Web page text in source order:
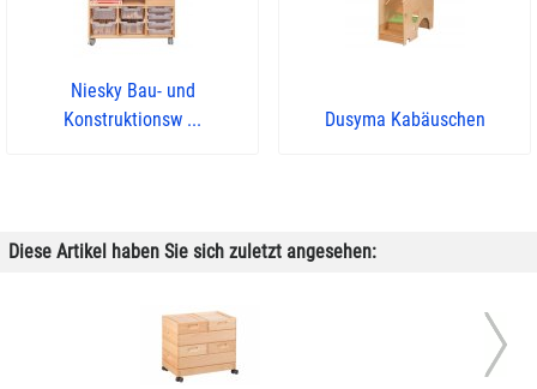
Niesky Bau- und
Konstruktionsw ...
Dusyma Kabäuschen
Diese Artikel haben Sie sich zuletzt angesehen: